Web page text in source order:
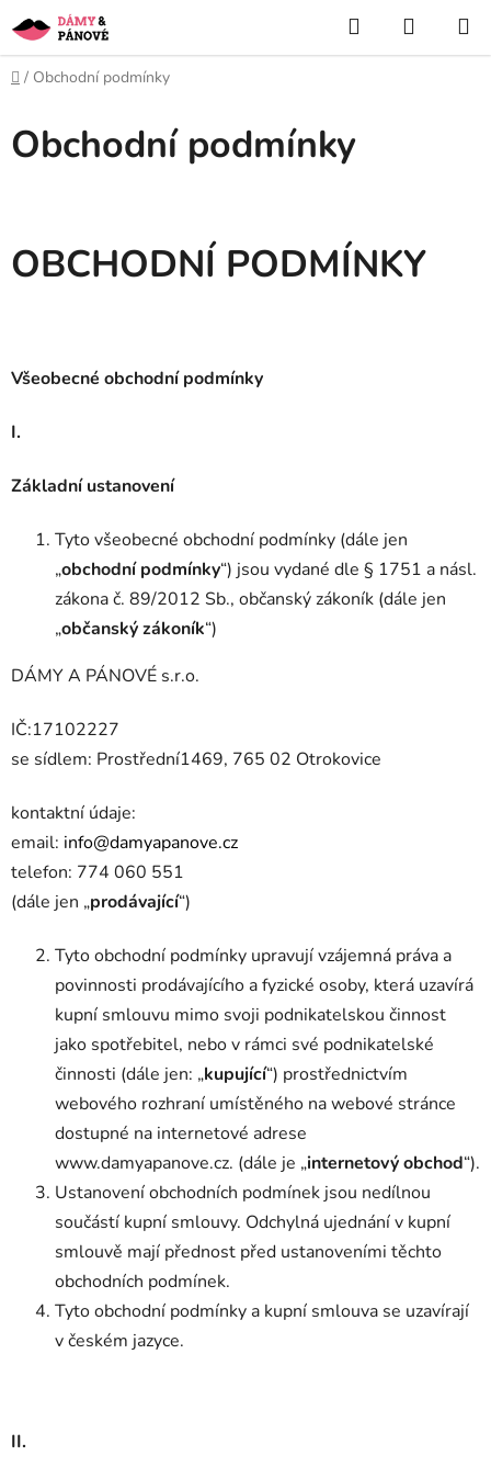
na
obsah
Hledat
KOŠÍK
Domů
/ Obchodní podmínky
Obchodní podmínky
OBCHODNÍ PODMÍNKY
Všeobecné obchodní podmínky
I.
Základní ustanovení
Tyto všeobecné obchodní podmínky (dále jen
„obchodní podmínky“) jsou vydané dle § 1751 a násl.
zákona č. 89/2012 Sb., občanský zákoník (dále jen
„občanský zákoník“)
DÁMY A PÁNOVÉ s.r.o.
IČ:17102227
se sídlem: Prostřední1469, 765 02 Otrokovice
kontaktní údaje:
email: info@damyapanove.cz
telefon: 774 060 551
(dále jen „prodávající“)
Tyto obchodní podmínky upravují vzájemná práva a
povinnosti prodávajícího a fyzické osoby, která uzavírá
kupní smlouvu mimo svoji podnikatelskou činnost
jako spotřebitel, nebo v rámci své podnikatelské
činnosti (dále jen: „kupující“) prostřednictvím
webového rozhraní umístěného na webové stránce
dostupné na internetové adrese
www.damyapanove.cz. (dále je „internetový obchod“).
Ustanovení obchodních podmínek jsou nedílnou
součástí kupní smlouvy. Odchylná ujednání v kupní
smlouvě mají přednost před ustanoveními těchto
obchodních podmínek.
Tyto obchodní podmínky a kupní smlouva se uzavírají
v českém jazyce.
II.